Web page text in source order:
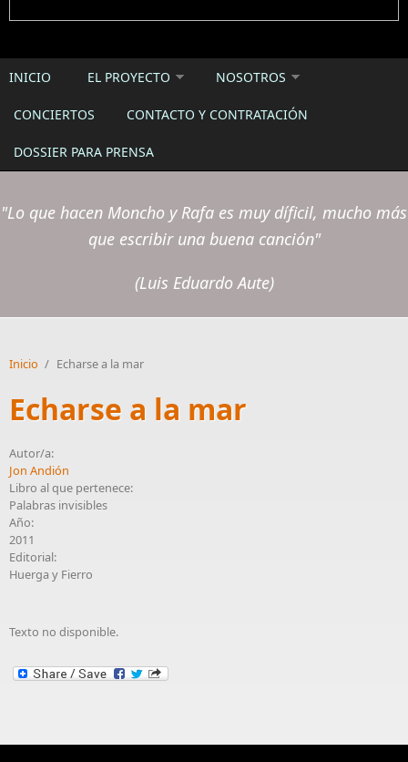
INICIO EL PROYECTO NOSOTROS
CONCIERTOS CONTACTO Y CONTRATACIÓN
DOSSIER PARA PRENSA
"Lo que hacen Moncho y Rafa es muy díficil, mucho más
que escribir una buena canción"
(Luis Eduardo Aute)
Inicio / Echarse a la mar
Echarse a la mar
Autor/a:
Jon Andión
Libro al que pertenece:
Palabras invisibles
Año:
2011
Editorial:
Huerga y Fierro
Texto no disponible.